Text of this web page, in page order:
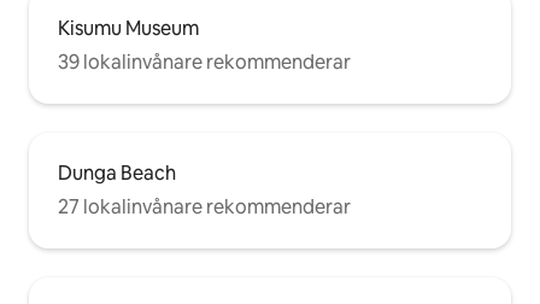
Kisumu Museum
39 lokalinvånare rekommenderar
Dunga Beach
27 lokalinvånare rekommenderar